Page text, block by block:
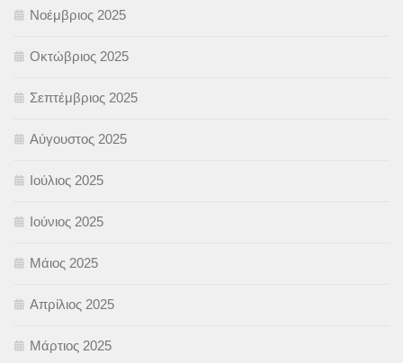
Νοέμβριος 2025
Οκτώβριος 2025
Σεπτέμβριος 2025
Αύγουστος 2025
Ιούλιος 2025
Ιούνιος 2025
Μάιος 2025
Απρίλιος 2025
Μάρτιος 2025